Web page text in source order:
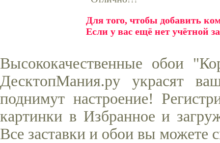
Для того, чтобы добавить
Если у вас ещё нет учётной
Высококачественные обои
ДесктопМания.ру украсят
поднимут настроение!
картинки в Избранное и
Все заставки и обои вы можете